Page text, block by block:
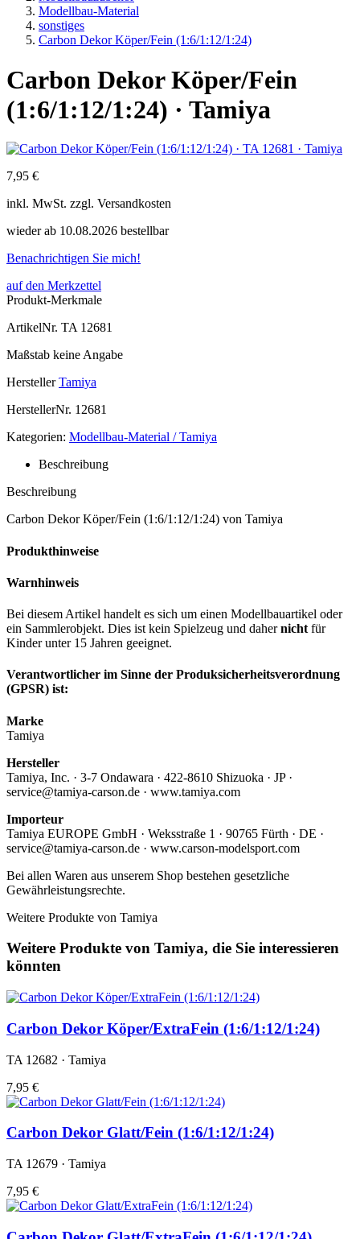
Modellbau-Material
sonstiges
Carbon Dekor Köper/Fein (1:6/1:12/1:24)
Carbon Dekor Köper/Fein
(1:6/1:12/1:24) · Tamiya
7,95 €
inkl. MwSt. zzgl. Versandkosten
wieder ab 10.08.2026 bestellbar
Benachrichtigen Sie mich!
auf den Merkzettel
Produkt-Merkmale
ArtikelNr. TA 12681
Maßstab keine Angabe
Hersteller Tamiya
HerstellerNr. 12681
Kategorien: Modellbau-Material / Tamiya
Beschreibung
Beschreibung
Carbon Dekor Köper/Fein (1:6/1:12/1:24) von Tamiya
Produkthinweise
Warnhinweis
Bei diesem Artikel handelt es sich um einen Modellbauartikel oder
ein Sammlerobjekt. Dies ist kein Spielzeug und dahernicht für
Kinder unter 15 Jahren geeignet.
Verantwortlicher im Sinne der Produksicherheitsverordnung
(GPSR) ist:
Marke
Tamiya
Hersteller
Tamiya, Inc. · 3-7 Ondawara · 422-8610 Shizuoka · JP ·
service@tamiya-carson.de · www.tamiya.com
Importeur
Tamiya EUROPE GmbH · Weksstraße 1 · 90765 Fürth · DE ·
service@tamiya-carson.de · www.carson-modelsport.com
Bei allen Waren aus unserem Shop bestehen gesetzliche
Gewährleistungsrechte.
Weitere Produkte von Tamiya
Weitere Produkte von Tamiya, die Sie interessieren
könnten
Carbon Dekor Köper/ExtraFein (1:6/1:12/1:24)
TA 12682 · Tamiya
7,95 €
Carbon Dekor Glatt/Fein (1:6/1:12/1:24)
TA 12679 · Tamiya
7,95 €